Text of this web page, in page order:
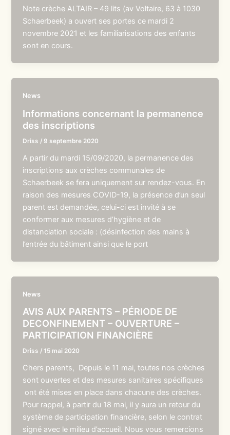
Note crèche ALTAIR – 49 lits (av Voltaire, 63 à 1030
Schaerbeek) a ouvert ses portes ce mardi 2
novembre 2021 et les familiarisations des enfants
sont en cours.
News
Informations concernant la permanence
des inscriptions
Driss / 9 septembre 2020
A partir du mardi 15/09/2020, la permanence des
inscriptions aux crèches communales de
Schaerbeek se fera uniquement sur rendez-vous. En
raison des mesures COVID-19, la présence d’un seul
parent est demandée, celui-ci est invité à se
conformer aux mesures d’hygiène et de
distanciation sociale : (désinfection des mains à
l’entrée du bâtiment ainsi que le port
News
AVIS AUX PARENTS – PÉRIODE DE
DECONFINEMENT – OUVERTURE –
PARTICIPATION FINANCIÈRE
Driss /15 mai 2020
Chers parents, Depuis le 11 mai, toutes nos crèches
sont ouvertes et des mesures sanitaires spécifiques
ont été mises en place dans chacune des crèches.
Pour rappel, à partir du 18 mai, il y aura un retour du
système de participation financière, selon le contrat
signé avec le milieu d’accueil. Nous vous remercions